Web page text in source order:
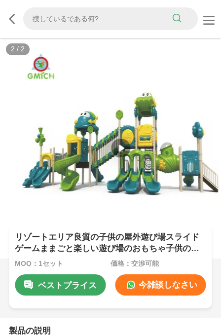
2 / 2
リゾートエリア良質の子供の屋外遊び場スライド
ゲームままごと楽しい遊び場のおもちゃ子供のた
め
MOQ：1セット 価格：交渉可能
ベストプライス 今雑談しなさい
製品の説明